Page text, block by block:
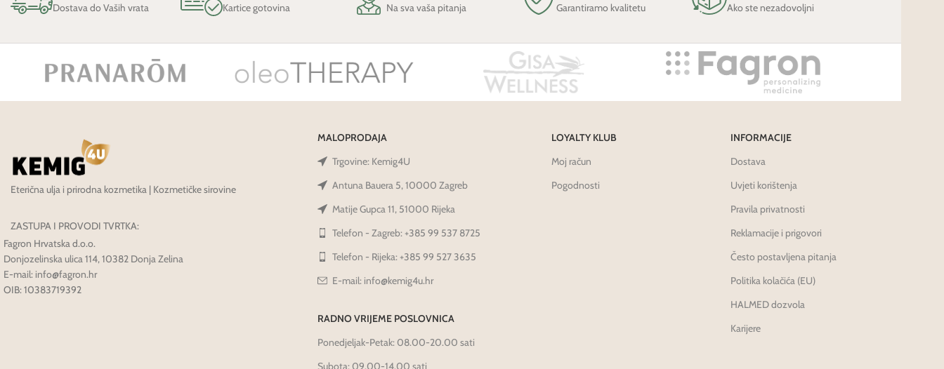
Dostava do Vaših vrata
Kartice gotovina
Na sva vaša pitanja
Garantiramo kvalitetu
Ako ste nezadovoljni
Eterična ulja i prirodna kozmetika | Kozmetičke sirovine
ZASTUPA I PROVODI TVRTKA:
Fagron Hrvatska d.o.o.
Donjozelinska ulica 114, 10382 Donja Zelina
E-mail: info@fagron.hr
OIB: 10383719392
MALOPRODAJA
Trgovine: Kemig4U
Antuna Bauera 5, 10000 Zagreb
Matije Gupca 11, 51000 Rijeka
Telefon - Zagreb: +385 99 537 8725
Telefon - Rijeka: +385 99 527 3635
E-mail: info@kemig4u.hr
RADNO VRIJEME POSLOVNICA
Ponedjeljak-Petak: 08.00-20.00 sati
Subota: 09.00-14.00 sati
LOYALTY KLUB
Moj račun
Pogodnosti
INFORMACIJE
Dostava
Uvjeti korištenja
Pravila privatnosti
Reklamacije i prigovori
Često postavljena pitanja
Politika kolačića (EU)
HALMED dozvola
Karijere